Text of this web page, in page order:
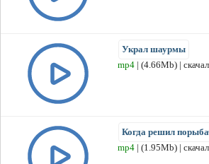
Украл шаурмы
mp4 | (4.66Mb) |
Когда решил
mp4 | (1.95Mb) |